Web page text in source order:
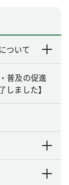
ついて
普及の促進
ました】